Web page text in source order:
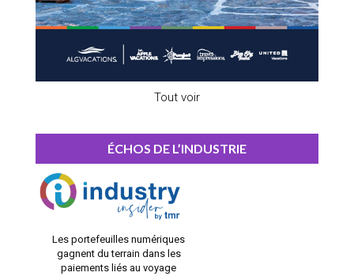
Tout voir
ÉCHOS DE L’INDUSTRIE
Les portefeuilles numériques
gagnent du terrain dans les
paiements liés au voyage